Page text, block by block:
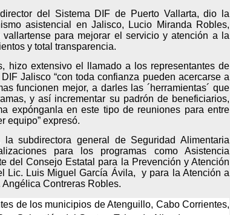
del Sistema DIF de Puerto Vallarta, dio la
asistencial en Jalisco, Lucio Miranda Robles,
para mejorar el servicio y atención a la
y total transparencia.
hizo extensivo el llamado a los representantes de
Jalisco “con toda confianza pueden acercarse a
funcionen mejor, a darles las ´herramientas´ que
y así incrementar su padrón de beneficiarios,
expónganla en este tipo de reuniones para entre
equipo” expresó.
subdirectora general de Seguridad Alimentaria
para los programas como Asistencia
del Consejo Estatal para la Prevención y Atención
Lic. Luis Miguel García Ávila, y para la Atención a
Contreras Robles.
de los municipios deAtenguillo, Cabo Corrientes,